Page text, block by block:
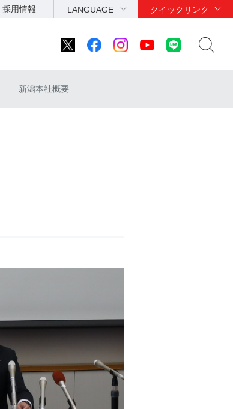
採用情報 LANGUAGE クイックリンク
新潟本社概要